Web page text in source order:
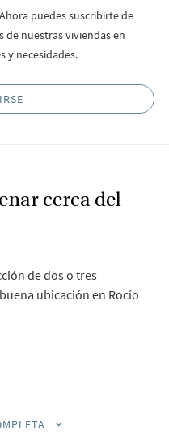
puedes suscribirte de
de nuestras viviendas en
y necesidades.
cerca del
de dos o tres
ubicación en Rocío